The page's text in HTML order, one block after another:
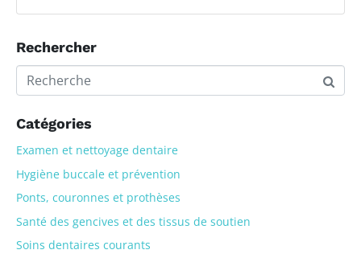
Rechercher
Catégories
Examen et nettoyage dentaire
Hygiène buccale et prévention
Ponts, couronnes et prothèses
Santé des gencives et des tissus de soutien
Soins dentaires courants